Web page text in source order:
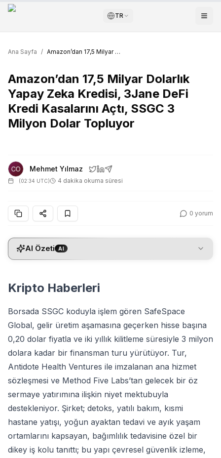
TR
Ana Sayfa / Amazon’dan 17,5 Milyar Dolarlık Yapay Zeka Kredisi, 3Jane DeFi Kredi Kasalarını Açtı, SSGC 3 Milyon Dolar Topluyor
Amazon’dan 17,5 Milyar Dolarlık
Yapay Zeka Kredisi, 3Jane DeFi
Kredi Kasalarını Açtı, SSGC 3
Milyon Dolar Topluyor
Mehmet Yılmaz
(02:34 UTC) 4 dakika okuma süresi
0 yorum
AI Özeti AI
Kripto Haberleri
Borsada SSGC koduyla işlem gören SafeSpace
Global, gelir üretim aşamasına geçerken hisse başına
0,20 dolar fiyatla ve iki yıllık kilitleme süresiyle 3 milyon
dolara kadar bir finansman turu yürütüyor. Tur,
Antidote Health Ventures ile imzalanan ana hizmet
sözleşmesi ve Method Five Labs’tan gelecek bir öz
sermaye yatırımına ilişkin niyet mektubuyla
destekleniyor. Şirket; detoks, yatılı bakım, kısmi
hastane yatışı, yoğun ayaktan tedavi ve ayık yaşam
ortamlarını kapsayan, bağımlılık tedavisine özel bir
dikey iş kolu tanıttı; bu yapı çevresel güvenlik izleme,